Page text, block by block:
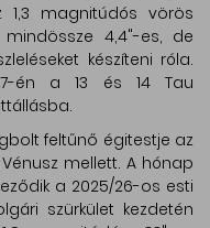
magnitúdós vörös
4,4"-es, de
készíteni róla.
én a 13 és 14 Tau
feltűnő égitestje az
mellett. A hónap
a 2025/26-os esti
szürkület kezdetén